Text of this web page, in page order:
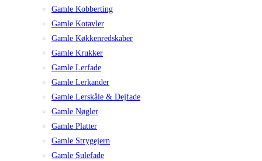
Gamle Kobberting
Gamle Kotavler
Gamle Køkkenredskaber
Gamle Krukker
Gamle Lerfade
Gamle Lerkander
Gamle Lerskåle & Dejfade
Gamle Nøgler
Gamle Platter
Gamle Strygejern
Gamle Sulefade